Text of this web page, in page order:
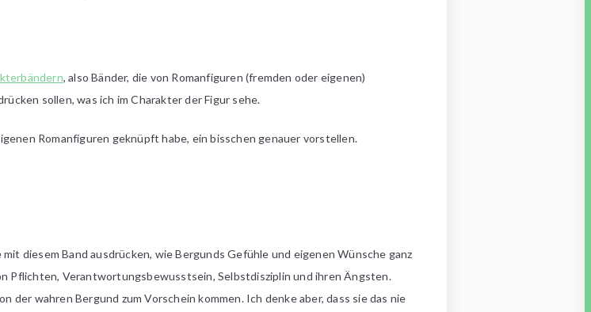
, also Bänder, die von Romanfiguren (fremden oder eigenen)
sollen, was ich im Charakter der Figur sehe.
Romanfiguren geknüpft habe, ein bisschen genauer vorstellen.
diesem Band ausdrücken, wie Bergunds Gefühle und eigenen Wünsche ganz
Pflichten, Verantwortungsbewusstsein, Selbstdisziplin und ihren Ängsten.
der wahren Bergund zum Vorschein kommen. Ich denke aber, dass sie das nie